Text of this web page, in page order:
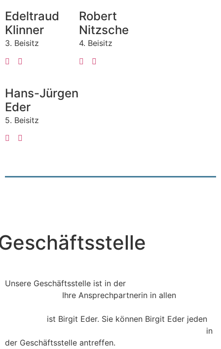
Edeltraud
Klinner
3. Beisitz
Robert
Nitzsche
4. Beisitz
Hans-Jürgen
Eder
5. Beisitz
Unsere Geschäftsstelle ist in der
Ihre Ansprechpartnerin in allen
ist Birgit Eder. Sie können Birgit Eder jeden
in
der Geschäftsstelle antreffen.